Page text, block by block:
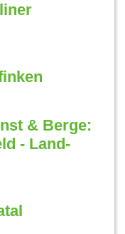
& Berge:
- Land-